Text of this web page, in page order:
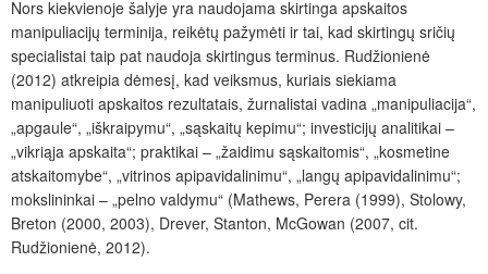
Nors kiekvienoje šalyje yra naudojama skirtinga apskaitos
manipuliacijų terminija, reikėtų pažymėti ir tai, kad skirtingų sričių
specialistai taip pat naudoja skirtingus terminus. Rudžionienė
(2012) atkreipia dėmesį, kad veiksmus, kuriais siekiama
manipuliuoti apskaitos rezultatais, žurnalistai vadina „manipuliacija“,
„apgaule“, „iškraipymu“, „sąskaitų kepimu“; investicijų analitikai –
„vikriąja apskaita“; praktikai – „žaidimu sąskaitomis“, „kosmetine
atskaitomybe“, „vitrinos apipavidalinimu“, „langų apipavidalinimu“;
mokslininkai – „pelno valdymu“ (Mathews, Perera (1999), Stolowy,
Breton (2000, 2003), Drever, Stanton, McGowan (2007, cit.
Rudžionienė, 2012).